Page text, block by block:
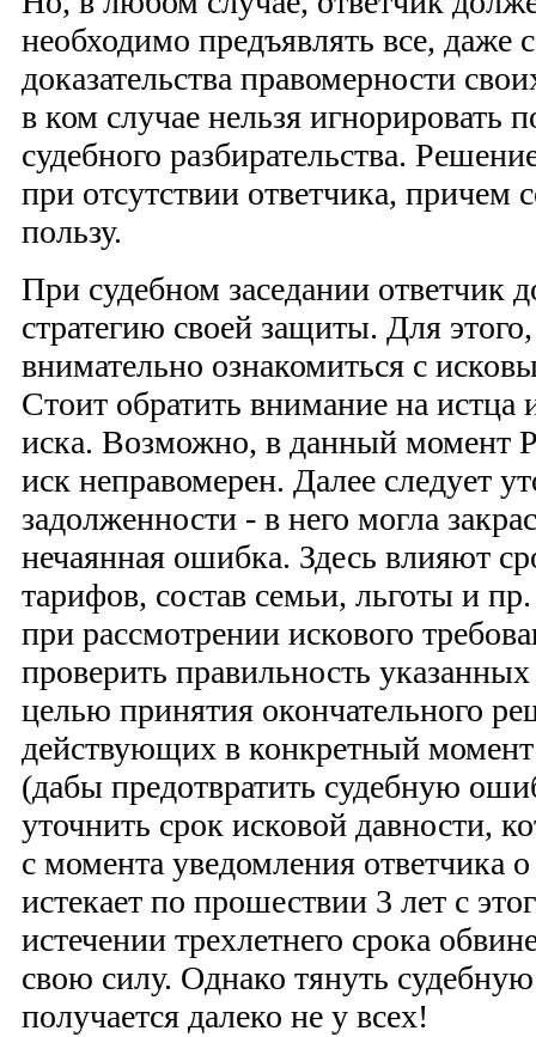
необходимо предъявлять все, даже
доказательства правомерности
в ком случае нельзя игнорировать
судебного разбирательства.
при отсутствии ответчика, причем
пользу.
При судебном заседании ответчик
стратегию своей защиты. Для
внимательно ознакомиться с
Стоит обратить внимание на истца
иска. Возможно, в данный момент
иск неправомерен. Далее следует
задолженности - в него могла
нечаянная ошибка. Здесь влияют
тарифов, состав семьи, льготы и
при рассмотрении искового
проверить правильность
целью принятия окончательного
действующих в конкретный
(дабы предотвратить судебную
уточнить срок исковой давности,
с момента уведомления ответчика
истекает по прошествии 3 лет с
истечении трехлетнего срока
свою силу. Однако тянуть
получается далеко не у всех!